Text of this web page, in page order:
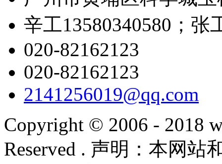
辛工13580340580；张
020-82162123
020-82162123
2141256019@qq.com
Copyright © 2006 - 2018
Reserved . 声明：本网